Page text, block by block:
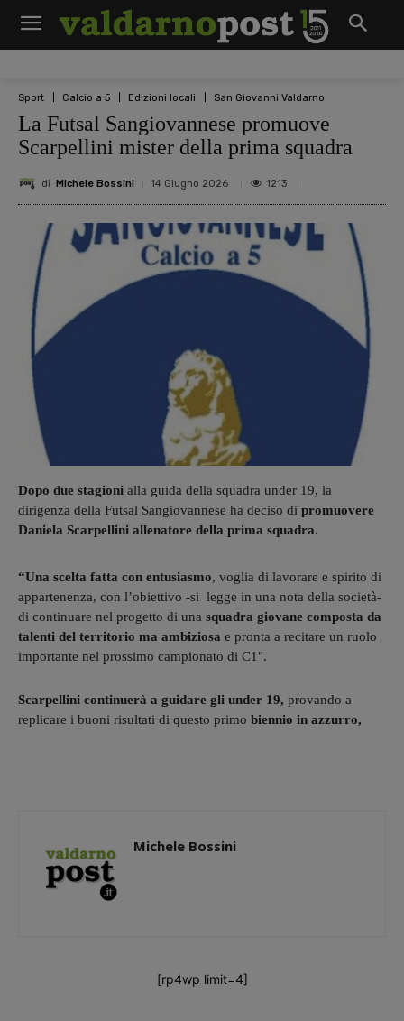
Sport Calcio a 5 Edizioni locali San Giovanni Valdarno
La Futsal Sangiovannese promuove
Scarpellini mister della prima squadra
di Michele Bossini 14 Giugno 2026 1213
Dopo due stagioni alla guida della squadra under 19, la
dirigenza della Futsal Sangiovannese ha deciso di promuovere
Daniela Scarpellini allenatore della prima squadra.
“Una scelta fatta con entusiasmo, voglia di lavorare e spirito di
appartenenza, con l’obiettivo -si legge in una nota della società-
di continuare nel progetto di una squadra giovane composta da
talenti del territorio ma ambiziosa e pronta a recitare un ruolo
importante nel prossimo campionato di C1″.
Scarpellini continuerà a guidare gli under 19, provando a
replicare i buoni risultati di questo primo biennio in azzurro,
Michele Bossini
[rp4wp limit=4]